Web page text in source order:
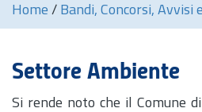
Home / Bandi, Concorsi,
Settore Ambiente
Si rende noto che il Comune